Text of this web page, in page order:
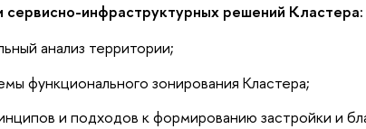
сервисно-инфраструктурных решений Кластера:
анализ территории;
функционального зонирования Кластера;
и подходов к формированию застройки и